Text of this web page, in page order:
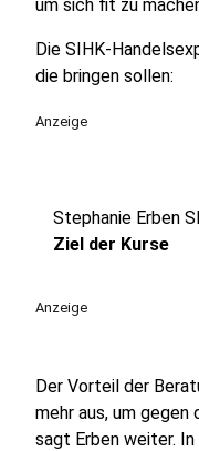
um sich fit zu
Die SIHK-
die bringen sollen:
Anzeige
Stephanie Erben
Ziel der Kurse
Anzeige
Der Vorteil der
mehr aus, um gegen
sagt Erben weiter.